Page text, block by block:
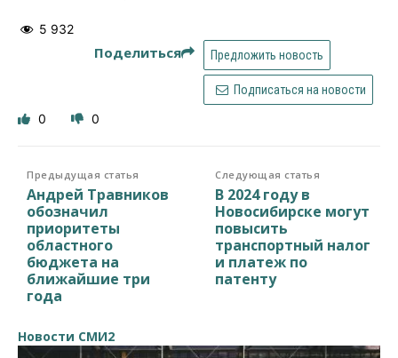
5 932
Поделиться Предложить новость
Подписаться на новости
0 0
Предыдущая статья
Андрей Травников
обозначил
приоритеты
областного
бюджета на
ближайшие три
года
Следующая статья
В 2024 году в
Новосибирске могут
повысить
транспортный налог
и платеж по
патенту
Новости СМИ2